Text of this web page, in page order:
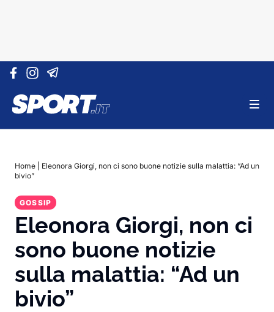
Vai al contenuto
Home
Eleonora Giorgi, non ci sono buone notizie sulla malattia: “Ad un
bivio”
GOSSIP
Eleonora Giorgi, non ci
sono buone notizie
sulla malattia: “Ad un
bivio”